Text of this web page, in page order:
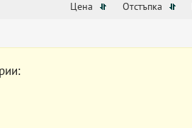
Цена Отстъпка